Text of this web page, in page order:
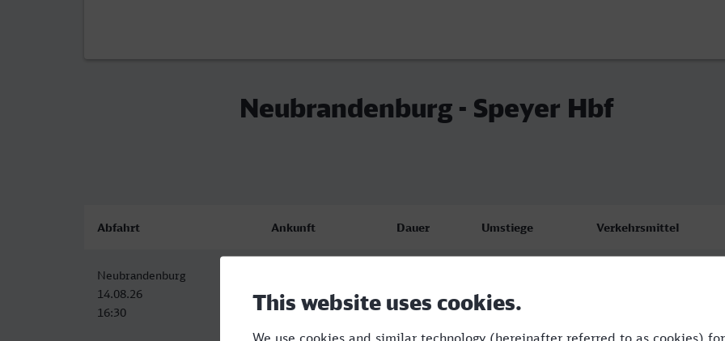
Neubrandenburg - Speyer Hbf
Abfahrt Ankunft Dauer Umstiege Verkehrsmittel
Neubrandenburg
14.08.26
16:30
15.08.26
00:06